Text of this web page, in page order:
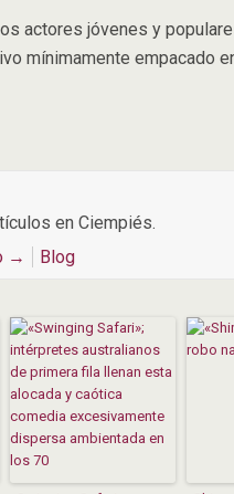
actores jóvenes y
mínimamente empacado
en Ciempiés.
→ Blog